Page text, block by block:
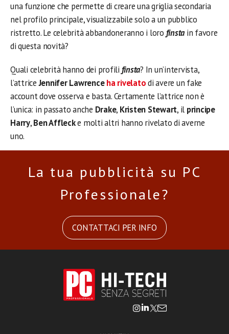
una funzione che permette di creare una griglia secondaria
nel profilo principale, visualizzabile solo a un pubblico
ristretto. Le celebrità abbandoneranno i loro finstain favore
di questa novità?
Quali celebrità hanno dei profili finsta? In un’intervista,
l’attriceJennifer Lawrence ha rivelatodi avere un fake
account dove osserva e basta. Certamente l’attrice non è
l’unica: in passato anche Drake, Kristen Stewart, il principe
Harry,Ben Afflecke molti altri hanno rivelato di averne
uno.
La tua pubblicità su PC
Professionale?
CONTATTACI PER INFO